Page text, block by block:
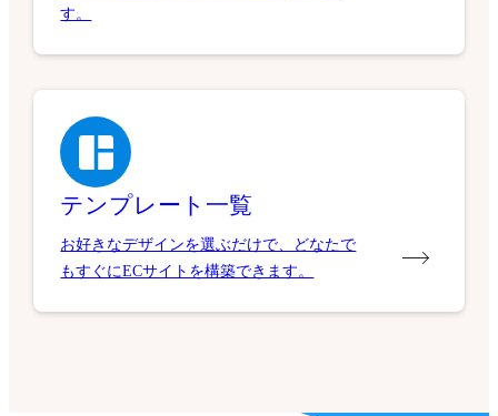
す。
テンプレート一覧
お好きなデザインを選ぶだけで、どなたで
もすぐにECサイトを構築できます。